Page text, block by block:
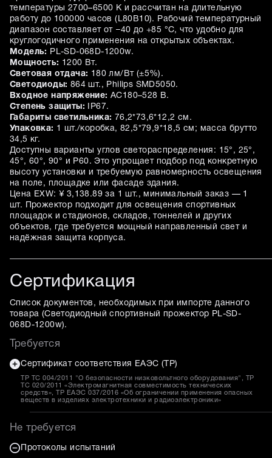
температуры 2700–6500 K и рассчитан на длительную
работу до 100000 часов (L80B10). Рабочий температурный
диапазон составляет от −40 до +85 °C, что удобно для
круглогодичного применения на открытых объектах.
Модель:
PL-SD-068D-1200w.
Мощность: 1200 Вт.
Световая отдача: 180 лм/Вт (±5%).
Светодиоды: 864 шт., Philips SMD5050.
Входное напряжение: AC180–528 В.
Степень защиты: IP67.
Габариты светильника:
76,2*73,6*12,2 см.
Упаковка: 1 шт./коробка, 82,5*79,9*18,5 см; масса брутто
34,5 кг.
Доступны варианты углов светораспределения: 15°, 25°,
45°, 60°, 90° и P60. Это упрощает подбор под конкретную
высоту установки и требуемую равномерность освещения
на поле, площадке или фасаде здания.
Цена EXW: ¥ 3,138.89 за 1 шт., минимальный заказ — 1
шт. Прожектор подходит для освещения спортивных
площадок и стадионов, складов, тоннелей и других
объектов, где требуется мощный направленный свет и
надёжная защита корпуса.
Сертификация
Список документов, необходимых при импорте данного
товара (Светодиодный спортивный прожектор PL-SD-
068D-1200w).
Требуется
Сертификат соответствия ЕАЭС (ТР)
ТР ТС 004/2011 "О безопасности низковольтного оборудования", ТР
ТС 020/2011 «Электромагнитная совместимость технических
средств», ТР ЕАЭС 037/2016 «Об ограничении применения опасных
веществ в изделиях электротехники и радиоэлектроники»
Не требуется
Протоколы испытаний